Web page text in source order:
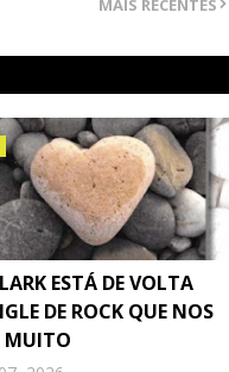
MAIS RECENTES
ESTÁ DE VOLTA
DE ROCK QUE NOS
MUITO